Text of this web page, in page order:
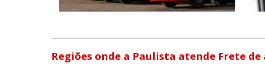
Regiões onde a Paulista atende Frete